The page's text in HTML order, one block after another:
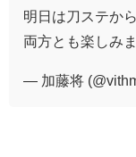
明日は刀ステか
両方とも楽しみ
— 加藤将